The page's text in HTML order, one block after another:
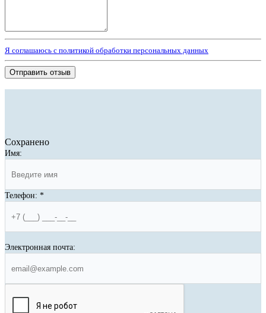
Я соглашаюсь с политикой обработки персональных данных
Отправить отзыв
Сохранено
Имя:
Телефон: *
Электронная почта: